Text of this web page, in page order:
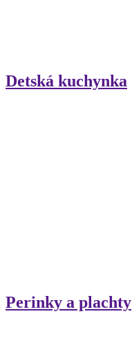
Detská kuchynka
Perinky a plachty